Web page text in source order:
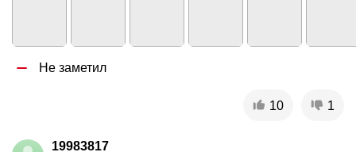
Не заметил
10 1
19983817